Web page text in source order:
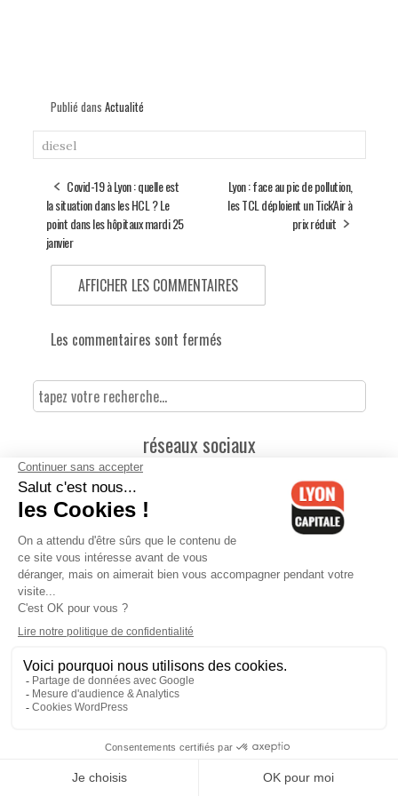
Publié dans Actualité
diesel
Covid-19 à Lyon : quelle est
la situation dans les HCL ? Le
point dans les hôpitaux mardi 25
janvier
Lyon : face au pic de pollution,
les TCL déploient un Tick'Air à
prix réduit
AFFICHER LES COMMENTAIRES
Les commentaires sont fermés
réseaux sociaux